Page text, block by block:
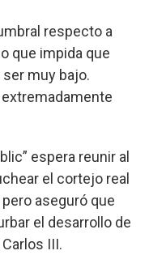
respecto a
que impida que
muy bajo.
espera reunir al
el cortejo real
aseguró que
el desarrollo de
III.